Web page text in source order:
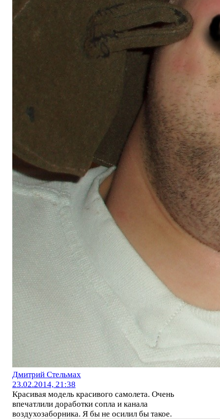
Дмитрий Стельмах
23.02.2014, 21:38
Красивая модель красивого самолета. Очень
впечатлили доработки сопла и канала
воздухозаборника. Я бы не осилил бы такое.